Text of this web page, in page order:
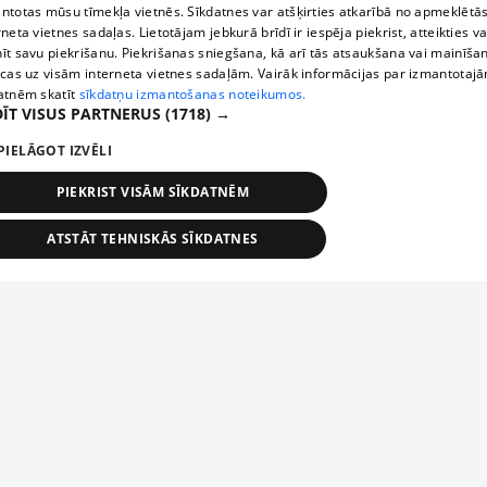
mūsu tīmekļa vietnēs. Sīkdatnes var atšķirties atkarībā no
vietnes sadaļas. Lietotājam jebkurā brīdī ir iespēja piekrist, atteikties
savu piekrišanu. Piekrišanas sniegšana, kā arī tās atsaukšana vai
uz visām interneta vietnes sadaļām. Vairāk informācijas par
skatīt sīkdatņu izmantošanas noteikumos.
VISUS PARTNERUS (1718) →
IZVĒLI
PIEKRIST VISĀM SĪKDATNĒM
ATSTĀT TEHNISKĀS SĪKDATNES